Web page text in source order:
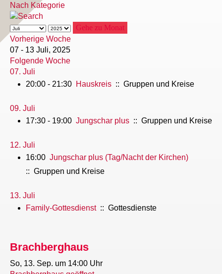
Brachberghaus
So, 13. Sep. um 14:00 Uhr
Nach Kategorie
Gehe zu Monat
Vorherige Woche
07 - 13 Juli, 2025
Folgende Woche
07. Juli
20:00 - 21:30 Hauskreis :: Gruppen und Kreise
09. Juli
17:30 - 19:00 Jungschar plus :: Gruppen und Kreise
12. Juli
16:00 Jungschar plus (Tag/Nacht der Kirchen)
:: Gruppen und Kreise
13. Juli
Family-Gottesdienst:: Gottesdienste